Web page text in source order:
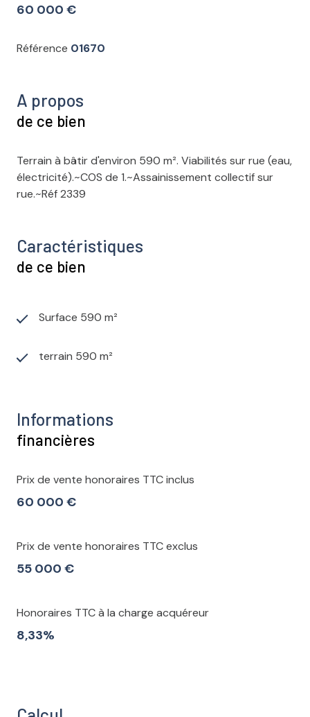
60 000 €
Référence 01670
A propos
de ce bien
Terrain à bâtir d'environ 590 m². Viabilités sur rue (eau,
électricité).~COS de 1.~Assainissement collectif sur
rue.~Réf 2339
Caractéristiques
de ce bien
Surface 590 m²
terrain 590 m²
Informations
financières
Prix de vente honoraires TTC inclus
60 000 €
Prix de vente honoraires TTC exclus
55 000 €
Honoraires TTC à la charge acquéreur
8,33%